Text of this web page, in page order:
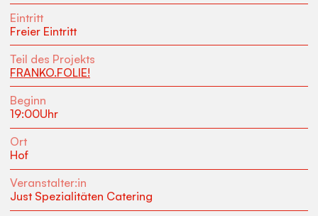
Eintritt
Freier Eintritt
Teil des Projekts
FRANKO.FOLIE!
Beginn
19:00Uhr
Ort
Hof
Veranstalter:in
Just Spezialitäten Catering